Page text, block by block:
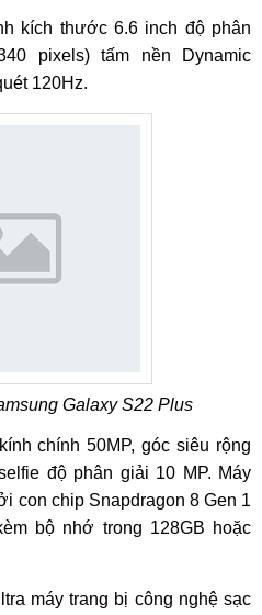
kích thước 6.6 inch độ phân
pixels) tấm nền Dynamic
120Hz.
Galaxy S22 Plus
chính 50MP, góc siêu rộng
độ phân giải 10 MP. Máy
con chip Snapdragon 8 Gen 1
bộ nhớ trong 128GB hoặc
máy trang bị công nghệ sạc